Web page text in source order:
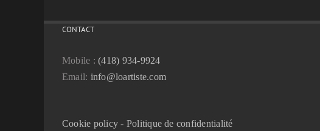
CONTACT
Mobile :(418) 934-9924
Email: info@loartiste.com
Cookie policy - Politique de confidentialité